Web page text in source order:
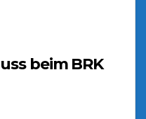
beim BRK